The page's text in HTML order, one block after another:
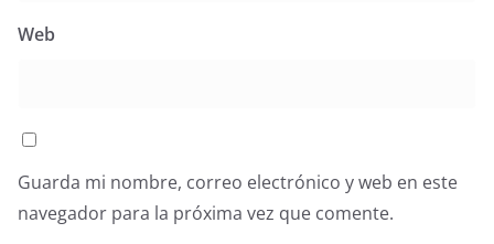
Web
Guarda mi nombre, correo electrónico y web en este
navegador para la próxima vez que comente.